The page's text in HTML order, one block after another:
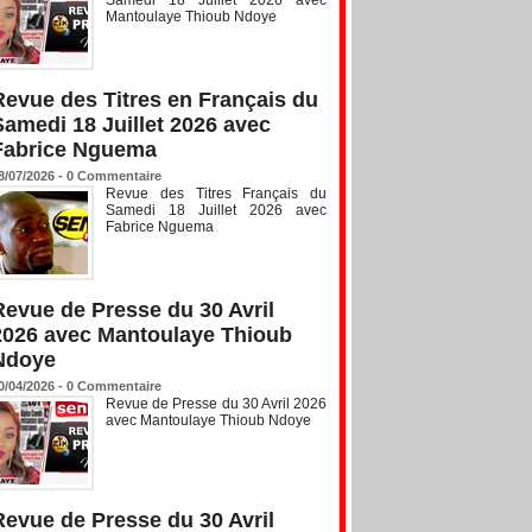
Mantoulaye Thioub Ndoye
des Titres en Français du
18 Juillet 2026 avec
Nguema
07/2026 - 0 Commentaire
Revue des Titres Français du
Samedi 18 Juillet 2026 avec
Fabrice Nguema
de Presse du 30 Avril
avec Mantoulaye Thioub
04/2026 - 0 Commentaire
Revue de Presse du 30 Avril 2026
avec Mantoulaye Thioub Ndoye
de Presse du 30 Avril